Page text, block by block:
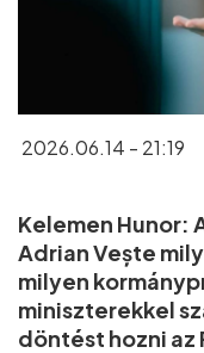
2026.06.14 - 21:19
Kelemen Hunor:
Adrian Vește
milyen
miniszterekkel
döntést hozni az